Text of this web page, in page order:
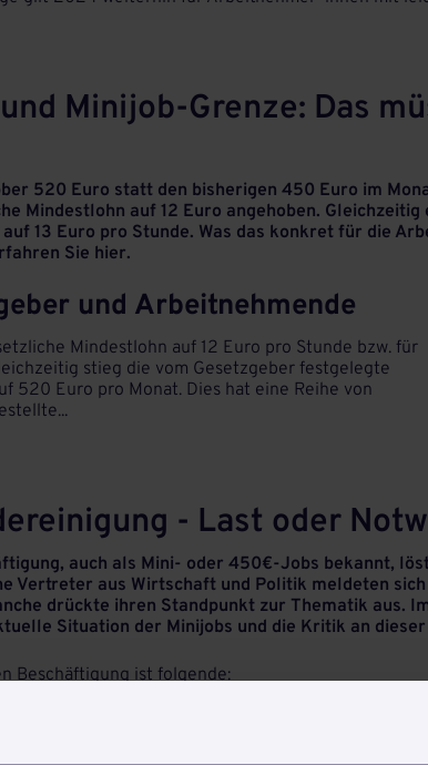
Minijob-Grenze: Das
520 Euro statt den bisherigen 450 Euro im
Mindestlohn auf 12 Euro angehoben. Gleichzeitig
13 Euro pro Stunde. Was das konkret für die
Sie hier.
und Arbeitnehmende
Mindestlohn auf 12 Euro pro Stunde bzw. für
stieg die vom Gesetzgeber festgelegte
520 Euro pro Monat. Dies hat eine Reihe von
- Last oder
auch als Mini- oder 450€-Jobs bekannt,
Vertreter aus Wirtschaft und Politik meldeten sich
drückte ihren Standpunkt zur Thematik aus.
Situation der Minijobs und die Kritik an dieser
Beschäftigung ist folgende:
Kranken-, Pflege- und
trägt einen Pauschalbeitrag zur Kranken- und
weder kranken- noch a...